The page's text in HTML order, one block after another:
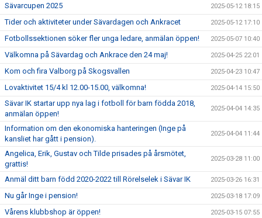
Sävarcupen 2025 2025-05-12 18:15
Tider och aktiviteter under Sävardagen och Ankracet 2025-05-12 17:10
Fotbollssektionen söker fler unga ledare, anmälan öppen! 2025-05-07 10:40
Välkomna på Sävardag och Ankrace den 24 maj! 2025-04-25 22:01
Kom och fira Valborg på Skogsvallen 2025-04-23 10:47
Lovaktivitet 15/4 kl 12.00-15.00, välkomna! 2025-04-14 15:50
Sävar IK startar upp nya lag i fotboll för barn födda 2018,
anmälan öppen!
2025-04-04 14:35
Information om den ekonomiska hanteringen (Inge på
kansliet har gått i pension).
2025-04-04 11:44
Angelica, Erik, Gustav och Tilde prisades på årsmötet,
grattis!
2025-03-28 11:00
Anmäl ditt barn född 2020-2022 till Rörelselek i Sävar IK 2025-03-26 16:31
Nu går Inge i pension! 2025-03-18 17:09
Vårens klubbshop är öppen! 2025-03-15 07:55